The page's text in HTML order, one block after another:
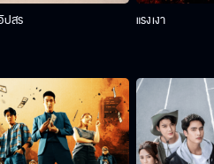
ปสร แรงเงา